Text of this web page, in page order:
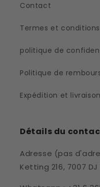
Contact
Termes et conditions
politique de
Politique de
Expédition et livraison
Détails du
Adresse (pas
Ketting 216, 7007